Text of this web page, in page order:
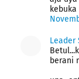
Leader
berani